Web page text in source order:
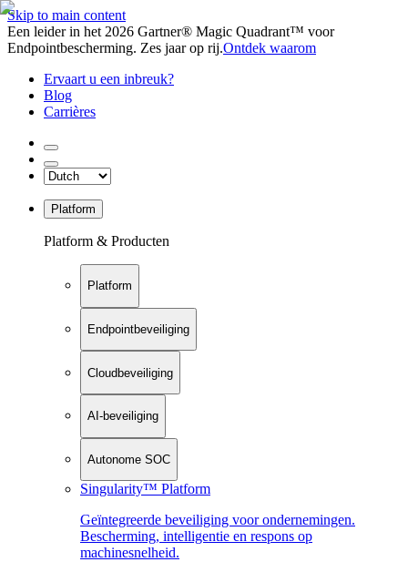
Skip to main content
Een leider in het 2026 Gartner® Magic Quadrant™ voor
Endpointbescherming. Zes jaar op rij.Ontdek waarom
Ervaart u een inbreuk?
Blog
Carrières
Platform
Platform & Producten
Platform
Endpointbeveiliging
Cloudbeveiliging
AI-beveiliging
Autonome SOC
Singularity™ Platform
Geïntegreerde beveiliging voor ondernemingen.
Bescherming, intelligentie en respons op
machinesnelheid.